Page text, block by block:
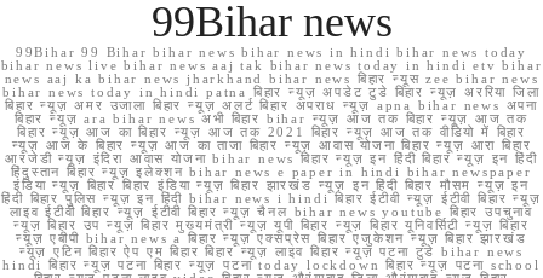
99Bihar news
99Bihar 99 Bihar bihar news bihar news in hindi bihar news today
bihar news live bihar news aaj tak bihar news today in hindi etv bihar
news aaj ka bihar news jharkhand bihar news बिहार न्यूस zee bihar news
bihar news today in hindi patna बिहार न्यूज़ अपडेट टुडे बिहार न्यूज़ अररिया जिला
बिहार न्यूज़ अमर उजाला बिहार न्यूज़ अलर्ट बिहार अपराध न्यूज़ apna bihar news अपना
बिहार न्यूज़ ara bihar news अभी बिहार bihar न्यूज़ आज तक बिहार न्यूज़ आज तक
बिहार न्यूज़ आज का बिहार न्यूज़ आज तक 2021 बिहार न्यूज़ आज तक वीडियो में बिहार
न्यूज़ आज के बिहार न्यूज़ आज का ताजा बिहार न्यूज़ आवास योजना बिहार न्यूज़ आरा बिहार
आरजेडी न्यूज़ इंदिरा आवास योजना bihar news बिहार न्यूज़ इन हिंदी बिहार न्यूज़ इन हिंदी
हिंदुस्तान बिहार न्यूज़ इलेक्शन bihar news e paper in hindi bihar newspaper
इंडिया न्यूज़ बिहार बिहार इंडिया न्यूज़ बिहार झारखंड न्यूज़ इन हिंदी बिहार मौसम न्यूज़ इन
हिंदी बिहार पुलिस न्यूज़ इन हिंदी bihar news i hindi बिहार ईटीवी न्यूज़ ईटीवी बिहार न्यूज़
लाइव ईटीवी बिहार न्यूज़ ईटीवी बिहार न्यूज़ चैनल bihar news youtube बिहार उपचुनाव
न्यूज़ बिहार उप न्यूज़ बिहार मुख्यमंत्री न्यूज़ यूपी बिहार न्यूज़ बिहार यूनिवर्सिटी न्यूज़ बिहार
न्यूज़ एबीपी bihar news a बिहार न्यूज़ एक्सप्रेस बिहार एजुकेशन न्यूज़ बिहार झारखंड
न्यूज़ एटिन बिहार ऐप एम बिहार बिहार न्यूज़ लाइव बिहार न्यूज़ पटना टुडे bihar news
hindi बिहार न्यूज़ पटना बिहार न्यूज़ पटना today lockdown बिहार न्यूज़ पटना school